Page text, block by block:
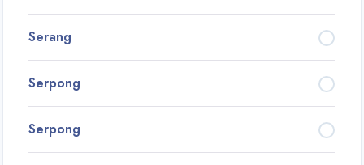
Serang
Serpong
Serpong